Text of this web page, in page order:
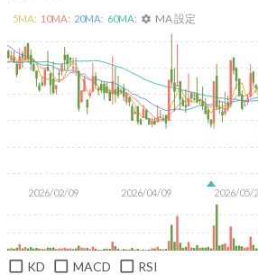
2026/02/09 2026/04/09 2026/05/
5MA: 10MA: 20MA: 60MA: settings MA 設定
KD MACD RSI